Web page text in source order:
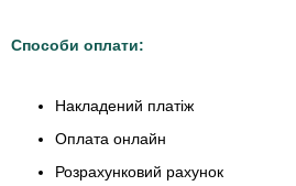
Способи оплати:
Накладений платіж
Оплата онлайн
Розрахунковий рахунок